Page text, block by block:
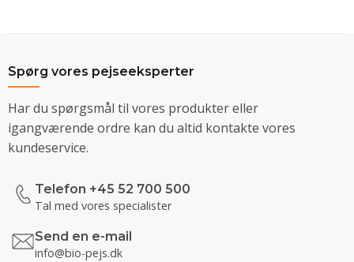
Spørg vores pejseeksperter
Har du spørgsmål til vores produkter eller
igangværende ordre kan du altid kontakte vores
kundeservice.
Telefon +45 52 700 500
Tal med vores specialister
Send en e-mail
info@bio-pejs.dk